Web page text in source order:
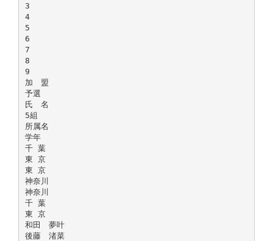
3
4
5
6
7
8
9
加 盟
予選
氏 名
5組
所属名
学年
千 葉
東 京
東 京
神奈川
神奈川
千 葉
東 京
和田 夢叶
後藤 渚菜